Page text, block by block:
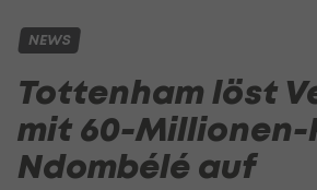
NEWS
Tottenham löst
mit 60-Millionen-
Ndombélé auf